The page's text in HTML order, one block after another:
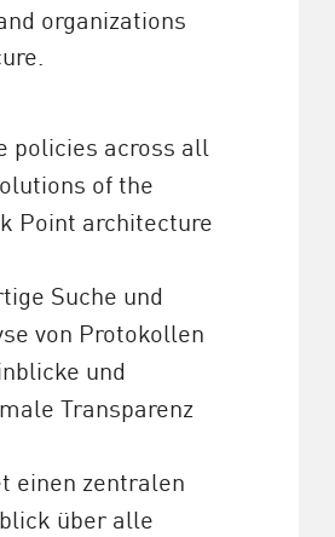
organizations
policies across all
of the
Point architecture
Suche und
von Protokollen
und
Transparenz
einen zentralen
über alle